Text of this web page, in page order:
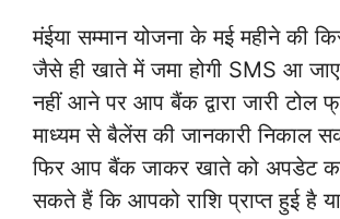
मंईया सम्मान योजना के मई महीने की
जैसे ही खाते में जमा होगी SMS आ
नहीं आने पर आप बैंक द्वारा जारी टोल
माध्यम से बैलेंस की जानकारी निकाल
फिर आप बैंक जाकर खाते को अपडेट
सकते हैं कि आपको राशि प्राप्त हुई है